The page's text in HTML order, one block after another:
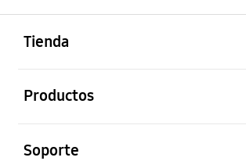
Tienda
Productos
Soporte